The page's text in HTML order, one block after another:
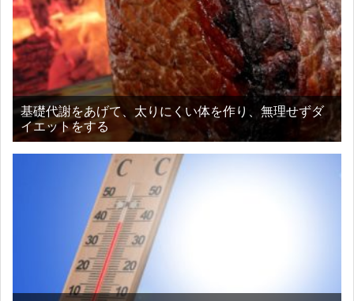
基礎代謝をあげて、太りにくい体を作り、無理せずダ
イエットをする